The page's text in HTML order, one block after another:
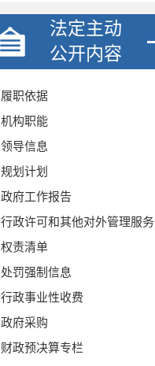
法定主动
公开内容
履职依据
机构职能
领导信息
规划计划
政府工作报告
行政许可和其他对外管理服务
权责清单
处罚强制信息
行政事业性收费
政府采购
财政预决算专栏